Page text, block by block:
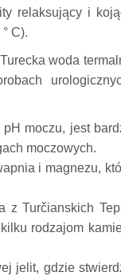
relaksujący i
C).
woda
moczu, jest
moczowych.
i magnezu,
z Turčianskich
rodzajom
jelit, gdzie